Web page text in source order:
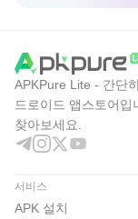
APKPure Lite - 간단
드로이드 앱스토어
찾아보세요.
서비스
APK 설치